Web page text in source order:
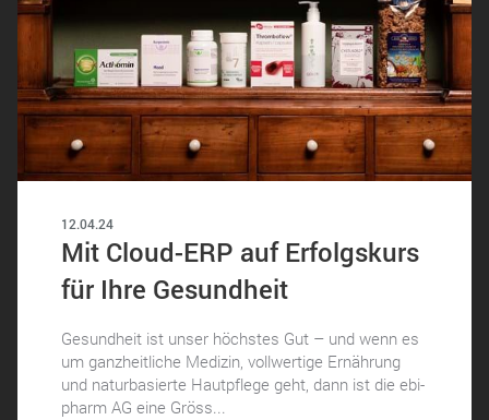
12.04.24
Mit Cloud-ERP auf Erfolgskurs
für Ihre Gesundheit
Gesundheit ist unser höchstes Gut – und wenn es
um ganzheitliche Medizin, vollwertige Ernährung
und naturbasierte Hautpflege geht, dann ist die ebi-
pharm AG eine Gröss...